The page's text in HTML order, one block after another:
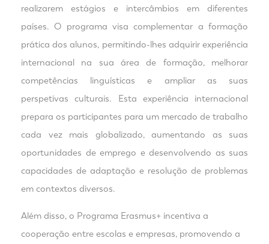
realizarem estágios e intercâmbios em diferentes
países. O programa visa complementar a formação
prática dos alunos, permitindo-lhes adquirir experiência
internacional na sua área de formação, melhorar
competências linguísticas e ampliar as suas
perspetivas culturais. Esta experiência internacional
prepara os participantes para um mercado de trabalho
cada vez mais globalizado, aumentando as suas
oportunidades de emprego e desenvolvendo as suas
capacidades de adaptação e resolução de problemas
em contextos diversos.
Além disso, o Programa Erasmus+ incentiva a
cooperação entre escolas e empresas, promovendo a